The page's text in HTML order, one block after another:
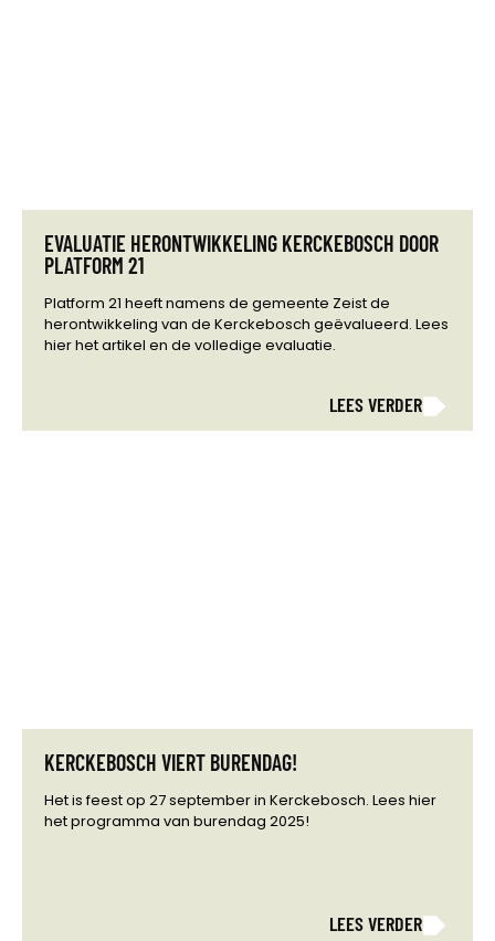
EVALUATIE HERONTWIKKELING KERCKEBOSCH DOOR
PLATFORM 21
Platform 21 heeft namens de gemeente Zeist de
herontwikkeling van de Kerckebosch geëvalueerd. Lees
hier het artikel en de volledige evaluatie.
LEES VERDER
KERCKEBOSCH VIERT BURENDAG!
Het is feest op 27 september in Kerckebosch. Lees hier
het programma van burendag 2025!
LEES VERDER